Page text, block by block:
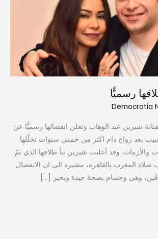
رسميًّا
Democratia
شيرين عبد الوهاب وتعلن انفصالها رسميًّا عن
بعد زواج دام اكثر من خمس سنوات تخلّلها
والأزمات. وقد أعلنت شيرين نبأ طلاقها الذي تمّ
المغرب بالقاهرة، مشيرة الى ان الانفصال
وهي وحسام بصحة جيدة وبخير […]